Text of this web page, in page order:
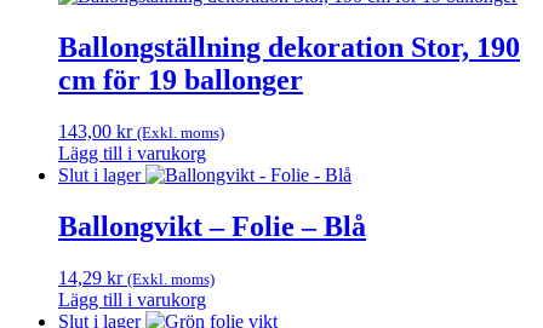
Ballongställning dekoration Stor, 190
cm för 19 ballonger
143,00 kr (Exkl. moms)
Lägg till i varukorg
Slut i lager
Ballongvikt – Folie – Blå
14,29 kr (Exkl. moms)
Lägg till i varukorg
Slut i lager